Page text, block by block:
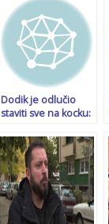
Dodik je odlučio
staviti sve na kocku:
radikalnim mjerama
ako bude osuđen